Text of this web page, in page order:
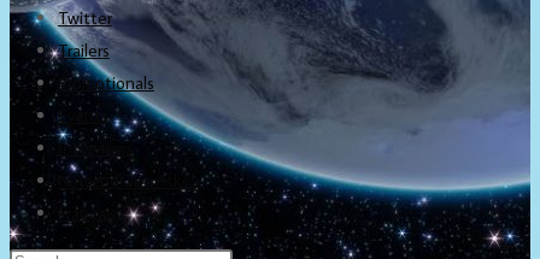
Twitter
Trailers
Promotionals
Events
Interviews
NintendObs Asks
Français